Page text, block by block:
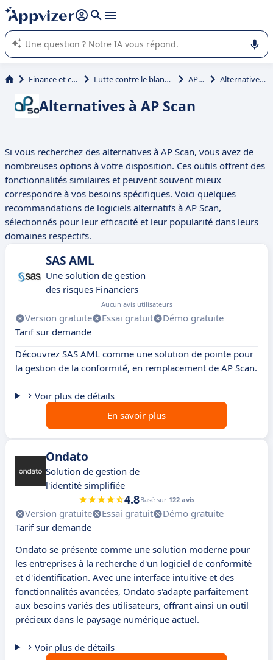
répondre (plusieurs lignes avec
L'IA de Appvizer vous guide dans l'utilisation ou la sélection de
logiciel SaaS en entreprise.
Finance et comptabilité Lutte contre le blanchiment d'argent AP Scan Alternatives à AP Scan
Alternatives à AP Scan
Si vous recherchez des alternatives à AP Scan, vous avez de
nombreuses options à votre disposition. Ces outils offrent des
fonctionnalités similaires et peuvent souvent mieux
correspondre à vos besoins spécifiques. Voici quelques
recommandations de logiciels alternatifs à AP Scan,
sélectionnés pour leur efficacité et leur popularité dans leurs
domaines respectifs.
SAS AML
Une solution de gestion
des risques Financiers
Aucun avis utilisateurs
Version gratuite Essai gratuit
Démo gratuite
Tarif sur demande
Découvrez SAS AML comme une solution de pointe pour
la gestion de la conformité, en remplacement de AP Scan.
Voir plus de détails
En savoir plus
Ondato
Solution de gestion de
l'identité simplifiée
4.8Basé sur 122 avis
Version gratuite Essai gratuit
Démo gratuite
Tarif sur demande
Ondato se présente comme une solution moderne pour
les entreprises à la recherche d'un logiciel de conformité
et d'identification. Avec une interface intuitive et des
fonctionnalités avancées, Ondato s'adapte parfaitement
aux besoins variés des utilisateurs, offrant ainsi un outil
précieux dans le paysage numérique actuel.
Voir plus de détails